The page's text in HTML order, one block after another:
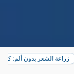
زراعة الشعر بدون ألم: كيف